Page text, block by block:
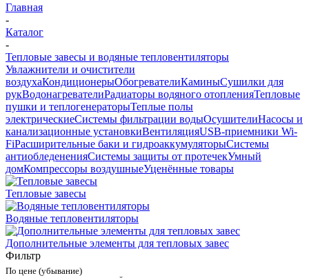
Главная
-
Каталог
-
Тепловые завесы и водяные тепловентиляторы
Увлажнители и очистители
воздухаКондиционерыОбогревателиКаминыСушилки для
рукВодонагревателиРадиаторы водяного отопленияТепловые
пушки и теплогенераторыТеплые полы
электрическиеСистемы фильтрации водыОсушителиНасосы и
канализационные установкиВентиляцияUSB-приемники Wi-
FiРасширительные баки и гидроаккумуляторыСистемы
антиобледененияСистемы защиты от протечекУмный
домКомпрессоры воздушныеУценённые товары
Тепловые завесы
Водяные тепловентиляторы
Дополнительные элементы для тепловых завес
Фильтр
По цене (убывание)